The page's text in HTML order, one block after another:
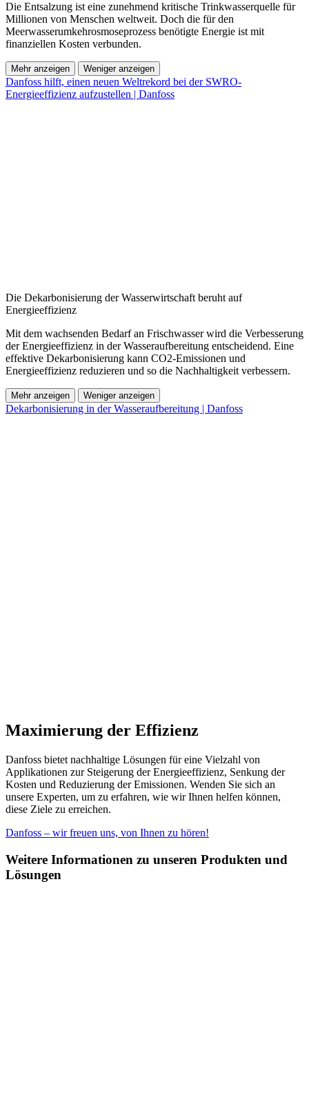
Die Entsalzung ist eine zunehmend kritische Trinkwasserquelle für
Millionen von Menschen weltweit. Doch die für den
Meerwasserumkehrosmoseprozess benötigte Energie ist mit
finanziellen Kosten verbunden.
Mehr anzeigen Weniger anzeigen
Danfoss hilft, einen neuen Weltrekord bei der SWRO-
Energieeffizienz aufzustellen | Danfoss
Die Dekarbonisierung der Wasserwirtschaft beruht auf
Energieeffizienz
Mit dem wachsenden Bedarf an Frischwasser wird die Verbesserung
der Energieeffizienz in der Wasseraufbereitung entscheidend. Eine
effektive Dekarbonisierung kann CO2-Emissionen und
Energieeffizienz reduzieren und so die Nachhaltigkeit verbessern.
Mehr anzeigen Weniger anzeigen
Dekarbonisierung in der Wasseraufbereitung | Danfoss
Maximierung der Effizienz
Danfoss bietet nachhaltige Lösungen für eine Vielzahl von
Applikationen zur Steigerung der Energieeffizienz, Senkung der
Kosten und Reduzierung der Emissionen. Wenden Sie sich an
unsere Experten, um zu erfahren, wie wir Ihnen helfen können,
diese Ziele zu erreichen.
Danfoss – wir freuen uns, von Ihnen zu hören!
Weitere Informationen zu unseren Produkten und
Lösungen